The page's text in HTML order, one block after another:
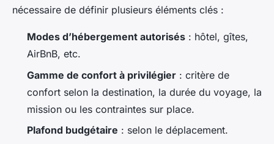
nécessaire de définir plusieurs éléments clés :
Modes d’hébergement autorisés : hôtel, gîtes,
AirBnB, etc.
Gamme de confort à privilégier : critère de
confort selon la destination, la durée du voyage, la
mission ou les contraintes sur place.
Plafond budgétaire : selon le déplacement.